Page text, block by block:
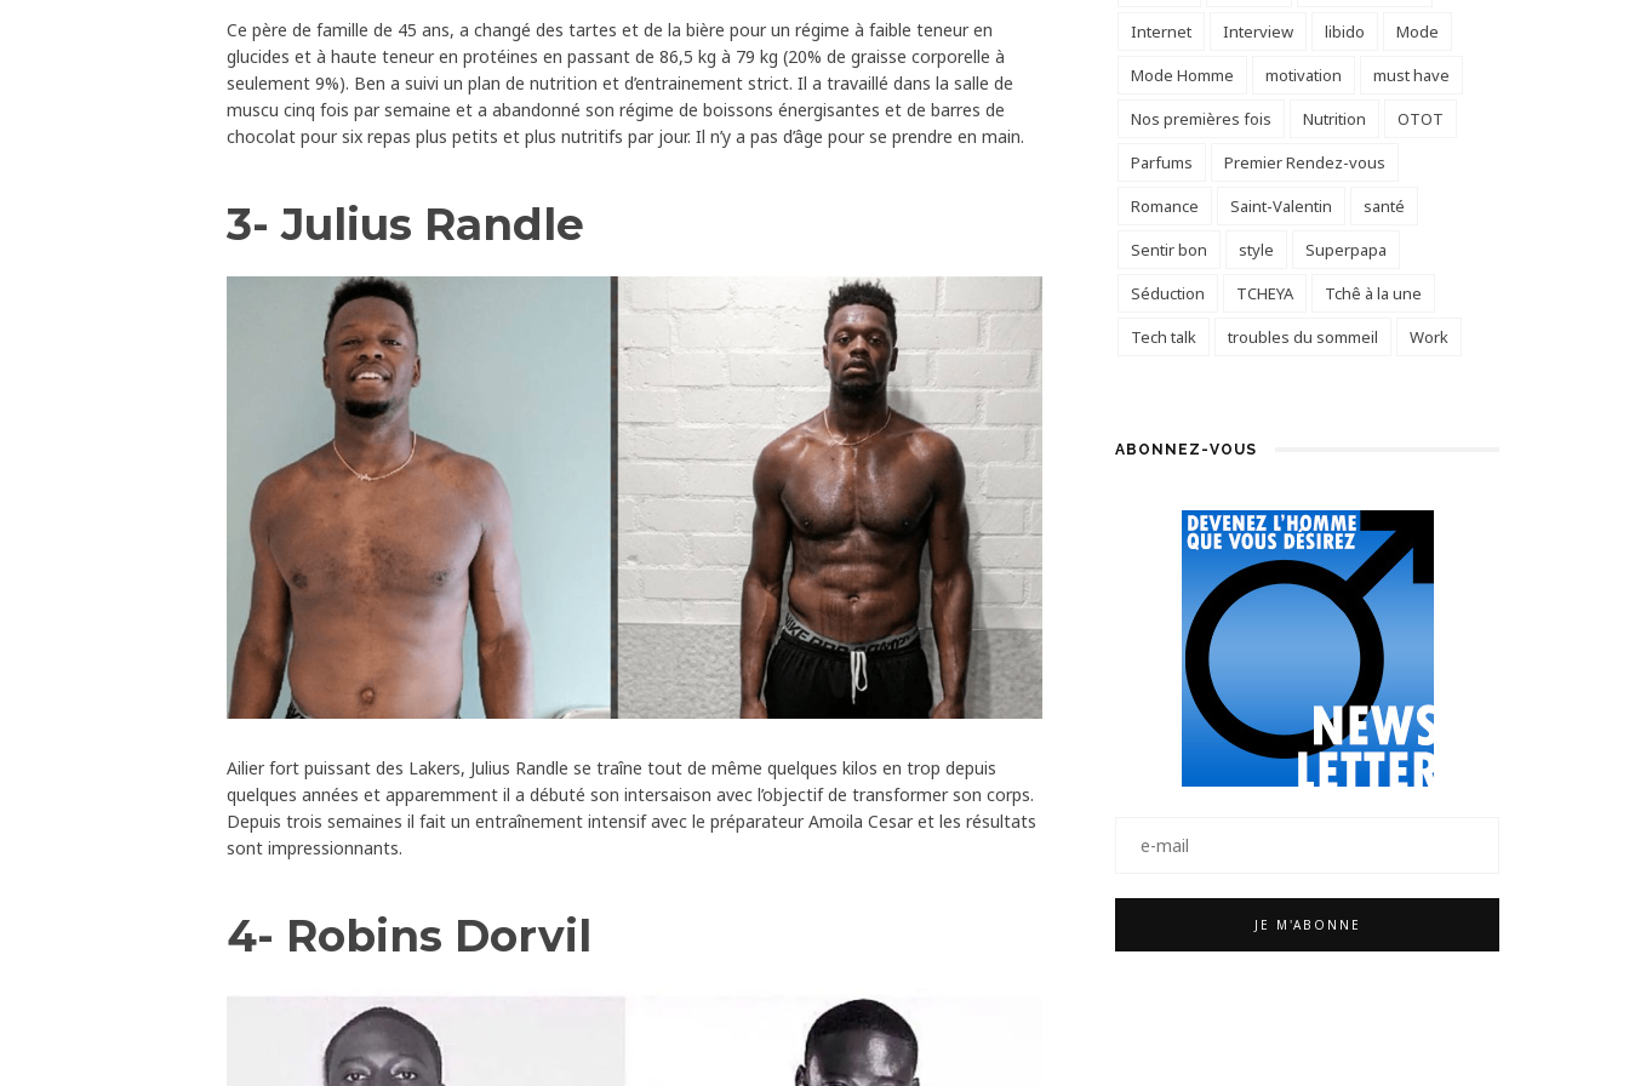
Ce père de famille de 45 ans, a changé des tartes et de la bière pour un régime à faible teneur en
glucides et à haute teneur en protéines en passant de 86,5 kg à 79 kg (20% de graisse corporelle à
seulement 9%). Ben a suivi un plan de nutrition et d’entrainement strict. Il a travaillé dans la salle de
muscu cinq fois par semaine et a abandonné son régime de boissons énergisantes et de barres de
chocolat pour six repas plus petits et plus nutritifs par jour. Il n’y a pas d’âge pour se prendre en main.
3- Julius Randle
Ailier fort puissant des Lakers, Julius Randle se traîne tout de même quelques kilos en trop depuis
quelques années et apparemment il a débuté son intersaison avec l’objectif de transformer son corps.
Depuis trois semaines il fait un entraînement intensif avec le préparateur Amoila Cesar et les résultats
sont impressionnants.
4- Robins Dorvil
Internet Interview libido
Mode
Mode Homme
motivation
must have
Nos premières fois
Nutrition
OTOT
Parfums
Premier Rendez-vous
Romance
Saint-Valentin
santé
Sentir bon
style
Superpapa
Séduction
TCHEYA
Tchê à la une
Tech talk
troubles du sommeil Work
ABONNEZ-VOUS